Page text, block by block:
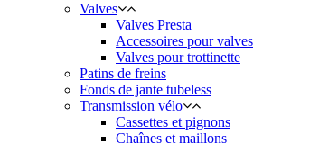
Valves
Valves Presta
Accessoires pour valves
Valves pour trottinette
Patins de freins
Fonds de jante tubeless
Transmission vélo
Cassettes et pignons
Chaînes et maillons